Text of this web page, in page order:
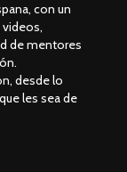
con un
de mentores
desde lo
les sea de